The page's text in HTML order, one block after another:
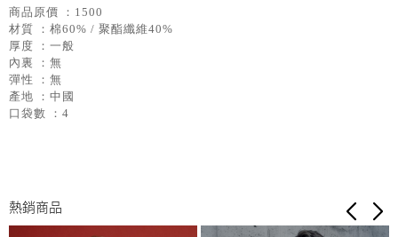
商品原價 ：1500
材質 ：棉60% / 聚酯纖維40%
厚度 ：一般
內裏 ：無
彈性 ：無
產地 ：中國
口袋數 ：4
熱銷商品